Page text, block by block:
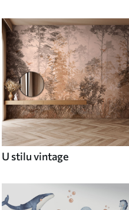
U stilu vintage